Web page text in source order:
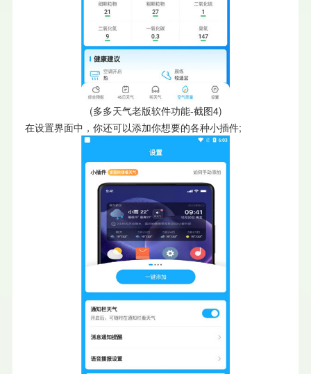
(多多天气老版软件功能-截图4)
在设置界面中，你还可以添加你想要的各种小插件;